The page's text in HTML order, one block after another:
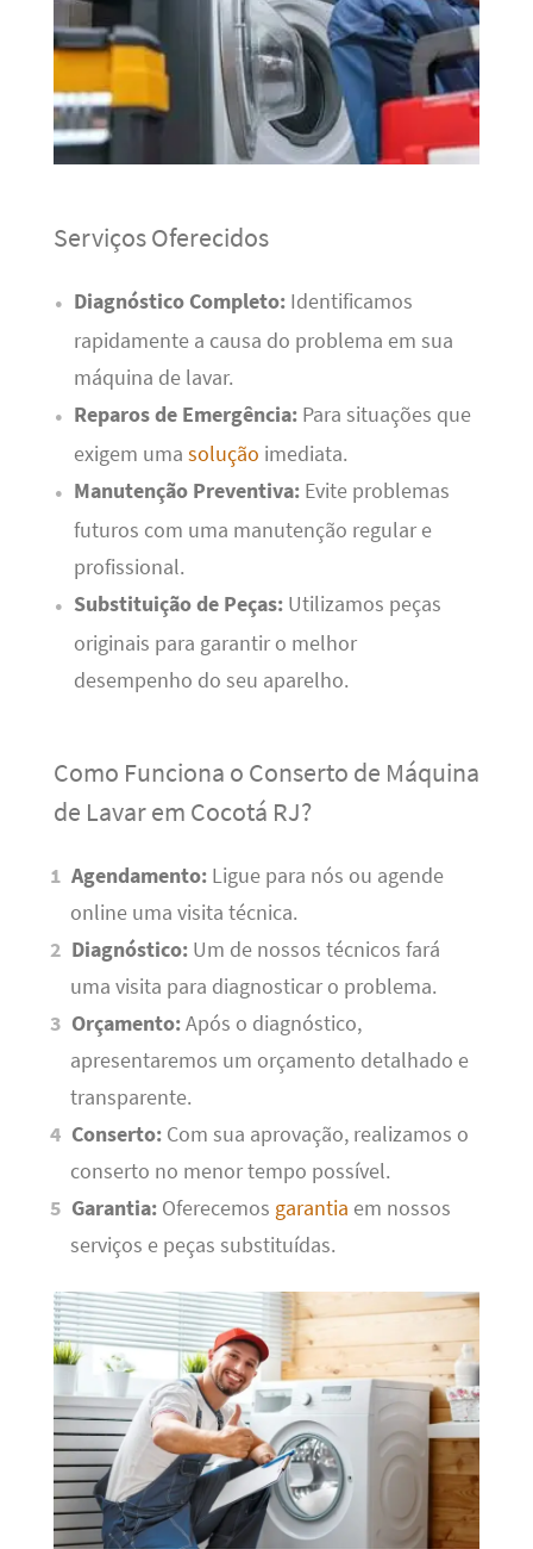
Serviços Oferecidos
Diagnóstico Completo:Identificamos
rapidamente a causa do problema em sua
máquina de lavar.
Reparos de Emergência:Para situações que
exigem uma solução imediata.
Manutenção Preventiva:Evite problemas
futuros com uma manutenção regular e
profissional.
Substituição de Peças:Utilizamos peças
originais para garantir o melhor
desempenho do seu aparelho.
Como Funciona o Conserto de Máquina
de Lavar em Cocotá RJ?
Agendamento: Ligue para nós ou agende
online uma visita técnica.
Diagnóstico: Um de nossos técnicos fará
uma visita para diagnosticar o problema.
Orçamento:Após o diagnóstico,
apresentaremos um orçamento detalhado e
transparente.
Conserto: Com sua aprovação, realizamos o
conserto no menor tempo possível.
Garantia: Oferecemos garantia em nossos
serviços e peças substituídas.